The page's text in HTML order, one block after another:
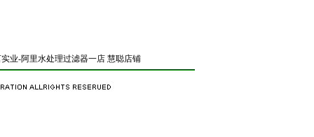
业-阿里水处理过滤器一店 慧聪店铺